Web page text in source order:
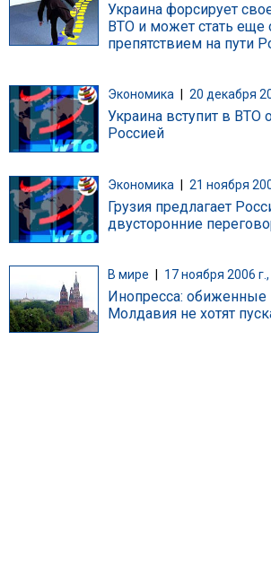
Украина форсирует
ВТО и может стать еще
препятствием на пути
Экономика 20 декабря
Украина вступит в ВТО
Россией
Экономика | 21 ноября
Грузия предлагает
двусторонние
В мире 17 ноября 2006 г.,
Инопресса: обиженные
Молдавия не хотят